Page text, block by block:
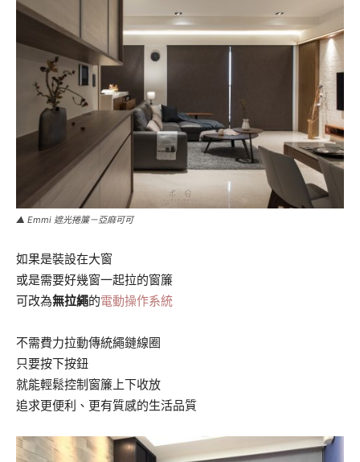
▲ Emmi 遮光捲簾－亞麻可可
如果是裝設在大窗
或是需要好幾窗一起拉的窗簾
可改為無拉繩的電動操作系統
不需費力拉動傳統繩鏈線圈
只要按下按鈕
就能輕鬆控制窗簾上下收放
追求更便利、更有質感的生活品質